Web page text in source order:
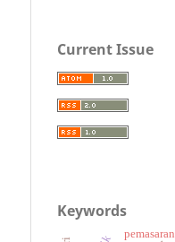
Current Issue
Keywords
pemasaran